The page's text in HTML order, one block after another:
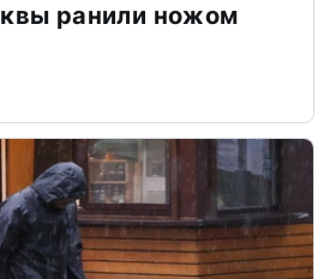
ранили ножом